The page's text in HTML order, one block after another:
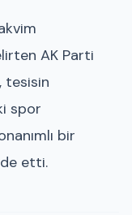
AK Parti
tesisin
spor
bir
etti.